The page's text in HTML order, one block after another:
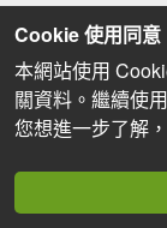
Cookie 使用同意
本網站使用
關資料。繼續使
您想進一步了解